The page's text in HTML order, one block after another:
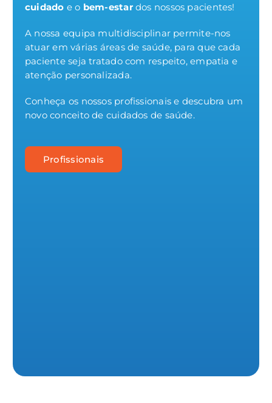
cuidado e o bem-estardos nossos pacientes!
A nossa equipa multidisciplinar permite-nos
atuar em várias áreas de saúde, para que cada
paciente seja tratado com respeito, empatia e
atenção personalizada.
Conheça os nossos profissionais e descubra um
novo conceito de cuidados de saúde.
Profissionais